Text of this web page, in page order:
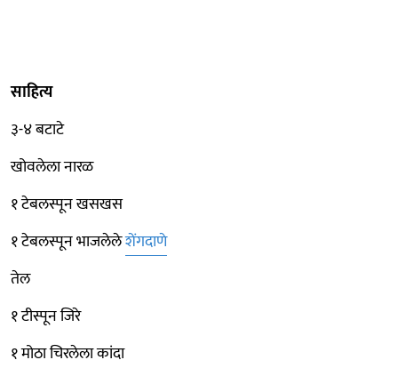
साहित्य
३-४ बटाटे
खोवलेला नारळ
१ टेबलस्पून खसखस
१ टेबलस्पून भाजलेलेशेंगदाणे
तेल
१ टीस्पून जिरे
१ मोठा चिरलेला कांदा